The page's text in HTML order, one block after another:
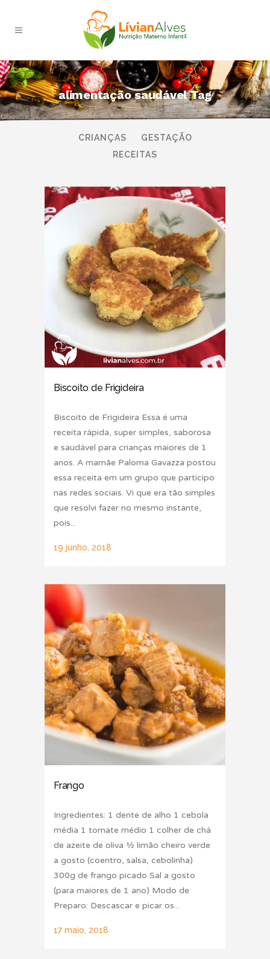
alimentação saudável Tag
TODAS AMAMENTAÇÃO
BEBÊS
CRIANÇAS
GESTAÇÃO
RECEITAS
Biscoito de Frigideira
Biscoito de Frigideira Essa é uma
receita rápida, super simples, saborosa
e saudável para crianças maiores de 1
anos. A mamãe Paloma Gavazza postou
essa receita em um grupo que participo
nas redes sociais. Vi que era tão simples
que resolvi fazer no mesmo instante,
pois...
19 junho, 2018
Frango
Ingredientes: 1 dente de alho 1 cebola
média 1 tomate médio 1 colher de chá
de azeite de oliva ½ limão cheiro verde
a gosto (coentro, salsa, cebolinha)
300g de frango picado Sal a gosto
(para maiores de 1 ano) Modo de
Preparo: Descascar e picar os...
17 maio, 2018